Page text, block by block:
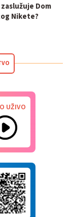
Dom
Nikete?
UŽIVO